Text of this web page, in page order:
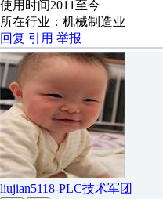
使用时间2011至今
所在行业：机械制造业
回复 引用 举报
liujian5118-PLC技术军团